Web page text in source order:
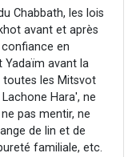
Chabbath, les lois
avant et après
en
Yadaïm avant la
les Mitsvot
Hara', ne
pas mentir, ne
de lin et de
familiale, etc.